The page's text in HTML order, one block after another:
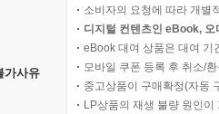
가사유
소비자의 요청에 따라 개별
디지털 컨텐츠인 eBook,
eBook 대여 상품은 대여 기
모바일 쿠폰 등록 후 취소/
중고상품이 구매확정(자동
LP상품의 재생 불량 원인